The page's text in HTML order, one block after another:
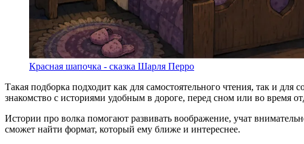
Красная шапочка - сказка Шарля Перро
Такая подборка подходит как для самостоятельного чтения, так и
знакомство с историями удобным в дороге, перед сном или во время
Истории про волка помогают развивать воображение, учат
сможет найти формат, который ему ближе и интереснее.